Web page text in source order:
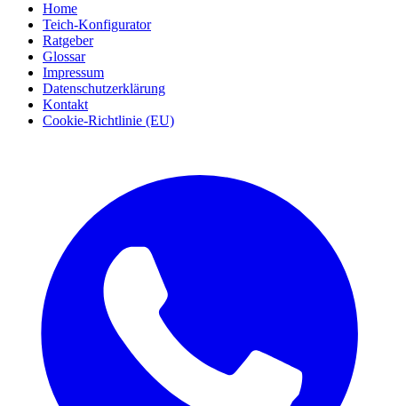
Home
Teich-Konfigurator
Ratgeber
Glossar
Impressum
Datenschutzerklärung
Kontakt
Cookie-Richtlinie (EU)